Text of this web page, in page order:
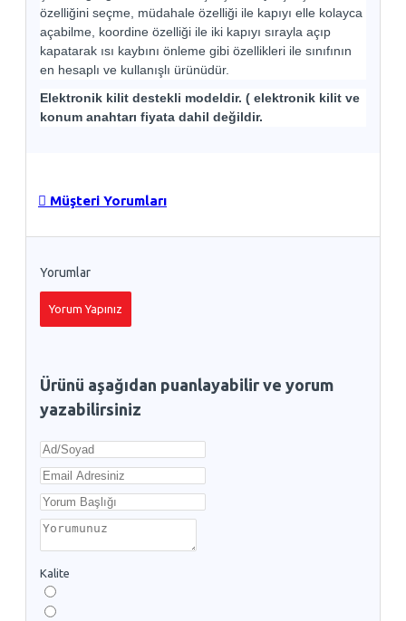
özelliğini seçme, müdahale özelliği ile kapıyı elle kolayca
açabilme, koordine özelliği ile iki kapıyı sırayla açıp
kapatarak ısı kaybını önleme gibi özellikleri ile sınıfının
en hesaplı ve kullanışlı ürünüdür.
Elektronik kilit destekli modeldir. ( elektronik kilit ve
konum anahtarı fiyata dahil değildir.
Müşteri Yorumları
Yorumlar
Yorum Yapınız
Ürünü aşağıdan puanlayabilir ve yorum
yazabilirsiniz
Kalite